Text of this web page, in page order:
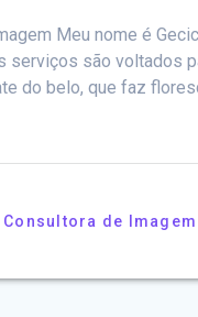
Meu nome é
serviços são voltados
do belo, que faz
Consultora de Imagem